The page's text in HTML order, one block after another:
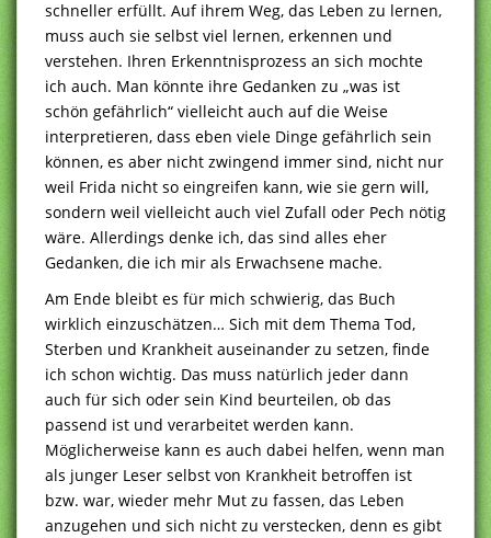
schneller erfüllt. Auf ihrem Weg, das Leben zu lernen,
muss auch sie selbst viel lernen, erkennen und
verstehen. Ihren Erkenntnisprozess an sich mochte
ich auch. Man könnte ihre Gedanken zu „was ist
schön gefährlich“ vielleicht auch auf die Weise
interpretieren, dass eben viele Dinge gefährlich sein
können, es aber nicht zwingend immer sind, nicht nur
weil Frida nicht so eingreifen kann, wie sie gern will,
sondern weil vielleicht auch viel Zufall oder Pech nötig
wäre. Allerdings denke ich, das sind alles eher
Gedanken, die ich mir als Erwachsene mache.
Am Ende bleibt es für mich schwierig, das Buch
wirklich einzuschätzen… Sich mit dem Thema Tod,
Sterben und Krankheit auseinander zu setzen, finde
ich schon wichtig. Das muss natürlich jeder dann
auch für sich oder sein Kind beurteilen, ob das
passend ist und verarbeitet werden kann.
Möglicherweise kann es auch dabei helfen, wenn man
als junger Leser selbst von Krankheit betroffen ist
bzw. war, wieder mehr Mut zu fassen, das Leben
anzugehen und sich nicht zu verstecken, denn es gibt